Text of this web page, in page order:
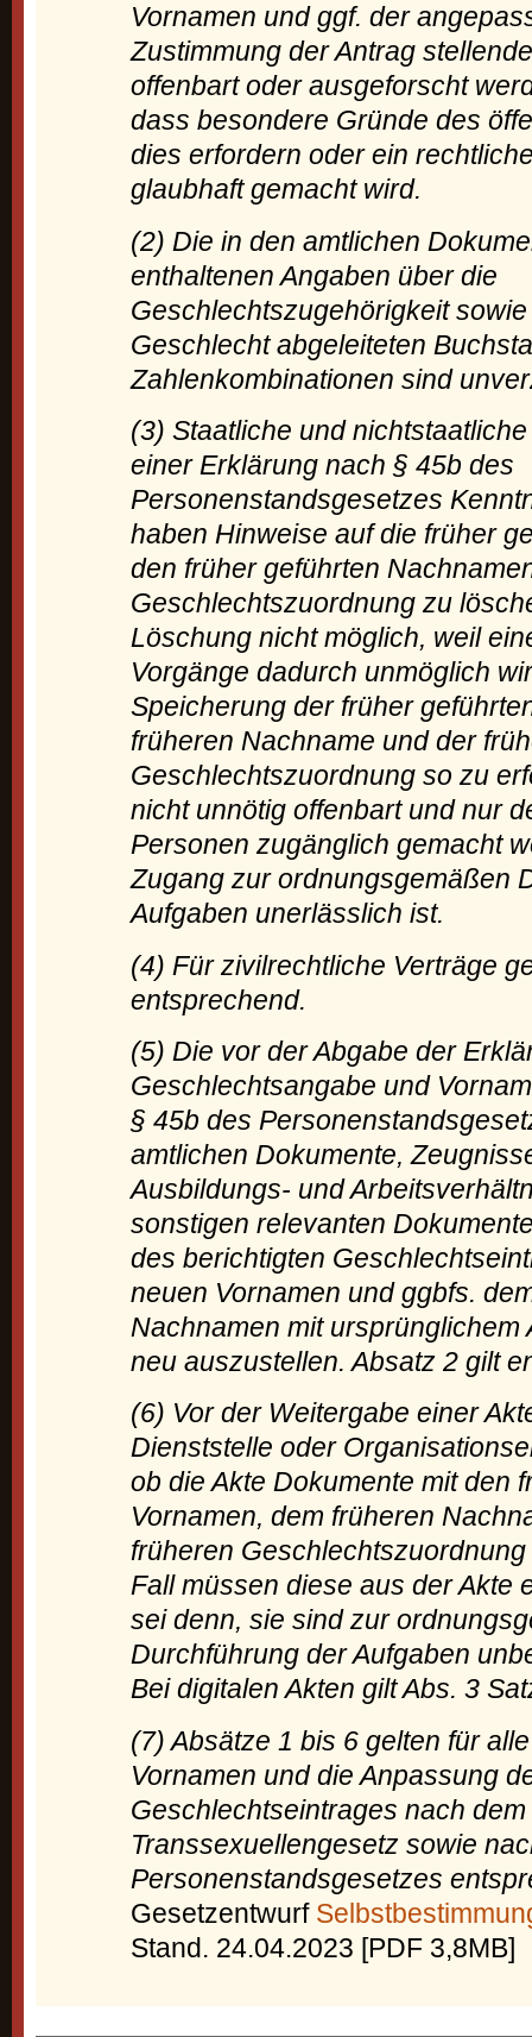
Vornamen und ggf. der
Zustimmung der Antrag
offenbart oder ausgeforscht
dass besondere Gründe des
dies erfordern oder ein
glaubhaft gemacht wird.
(2) Die in den amtlichen
enthaltenen Angaben über die
Geschlechtszugehörigkeit
Geschlecht abgeleiteten
Zahlenkombinationen sind
(3) Staatliche und
einer Erklärung nach § 45b des
Personenstandsgesetzes
haben Hinweise auf die früher
den früher geführten
Geschlechtszuordnung zu
Löschung nicht möglich, weil
Vorgänge dadurch unmöglich
Speicherung der früher
früheren Nachname und der
Geschlechtszuordnung so zu
nicht unnötig offenbart und nur
Personen zugänglich gemacht
Zugang zur ordnungsgemäßen
Aufgaben unerlässlich ist.
(4) Für zivilrechtliche Verträge
entsprechend.
(5) Die vor der Abgabe der
Geschlechtsangabe und
§ 45b des
amtlichen Dokumente,
Ausbildungs- und
sonstigen relevanten
des berichtigten
neuen Vornamen und ggbfs.
Nachnamen mit ursprünglichem
neu auszustellen. Absatz 2 gilt
(6) Vor der Weitergabe einer
Dienststelle oder
ob die Akte Dokumente mit den
Vornamen, dem früheren
früheren
Fall müssen diese aus der Akte
sei denn, sie sind zur
Durchführung der Aufgaben
Bei digitalen Akten gilt Abs. 3
(7) Absätze 1 bis 6 gelten für
Vornamen und die Anpassung
Geschlechtseintrages nach dem
Transsexuellengesetz sowie
Personenstandsgesetzes
Gesetzentwurf
Stand. 24.04.2023 [PDF 3,8MB]